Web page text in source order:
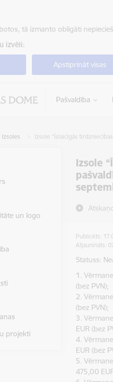
tā izmanto obligāti
izvēli:
Apstiprināt visas
Pašvaldība
Izsoles Izsole “Īslaicīgās
Izsole
un logo
projekti
Publicēts:
Atjaunināts:
Statuss:
1.
(bez PVN);
2.
(bez PVN);
3.
EUR (bez
4.
EUR (bez
5.
475,00